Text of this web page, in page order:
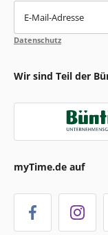
E-Mail-Adresse
Datenschutz
Wir sind Teil der
myTime.de auf